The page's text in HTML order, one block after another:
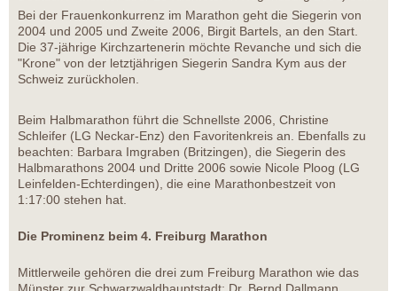
Bei der Frauenkonkurrenz im Marathon geht die Siegerin von
2004 und 2005 und Zweite 2006, Birgit Bartels, an den Start.
Die 37-jährige Kirchzartenerin möchte Revanche und sich die
"Krone" von der letztjährigen Siegerin Sandra Kym aus der
Schweiz zurückholen.
Beim Halbmarathon führt die Schnellste 2006, Christine
Schleifer (LG Neckar-Enz) den Favoritenkreis an. Ebenfalls zu
beachten: Barbara Imgraben (Britzingen), die Siegerin des
Halbmarathons 2004 und Dritte 2006 sowie Nicole Ploog (LG
Leinfelden-Echterdingen), die eine Marathonbestzeit von
1:17:00 stehen hat.
Die Prominenz beim 4. Freiburg Marathon
Mittlerweile gehören die drei zum Freiburg Marathon wie das
Münster zur Schwarzwaldhauptstadt: Dr. Bernd Dallmann